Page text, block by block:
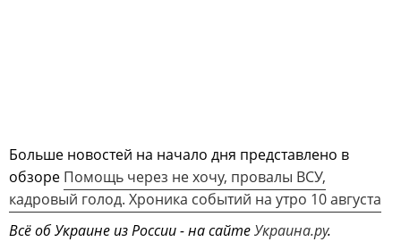
Больше новостей на начало дня представлено в
обзоре Помощь через не хочу, провалы ВСУ,
кадровый голод. Хроника событий на утро 10 августа
Всё об Украине из России - на сайтеУкраина.ру.